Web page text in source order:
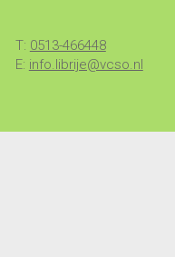
T: 0513-466448
E: info.librije@vcso.nl